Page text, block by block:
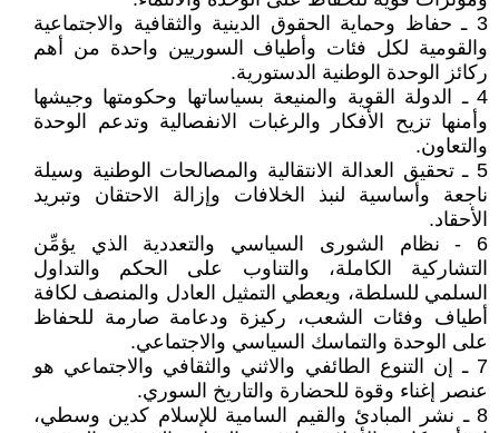
3 ـ حفاظ وحماية الحقوق الدينية والثقافية والاجتماعية
والقومية لكل فئات وأطياف السوريين واحدة من أهم
ركائز الوحدة الوطنية الدستورية.
4 ـ الدولة القوية والمنيعة بسياساتها وحكومتها وجيشها
وأمنها تزيح الأفكار والرغبات الانفصالية وتدعم الوحدة
والتعاون.
5 ـ تحقيق العدالة الانتقالية والمصالحات الوطنية وسيلة
ناجعة وأساسية لنبذ الخلافات وإزالة الاحتقان وتبريد
الأحقاد.
6 - نظام الشورى السياسي والتعددية الذي يؤمِّن
التشاركية الكاملة، والتناوب على الحكم والتداول
السلمي للسلطة، ويعطي التمثيل العادل والمنصف لكافة
أطياف وفئات الشعب، ركيزة ودعامة صارمة للحفاظ
على الوحدة والتماسك السياسي والاجتماعي.
7 ـ إن التنوع الطائفي والاثني والثقافي والاجتماعي هو
عنصر إغناء وقوة للحضارة والتاريخ السوري.
8 ـ نشر المبادئ والقيم السامية للإسلام كدين وسطي،